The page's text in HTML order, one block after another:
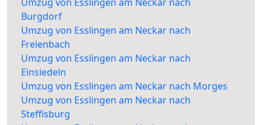
Burgdorf
Umzug von Esslingen am Neckar nach
Freienbach
Umzug von Esslingen am Neckar nach
Einsiedeln
Umzug von Esslingen am Neckar nach Morges
Umzug von Esslingen am Neckar nach
Steffisburg